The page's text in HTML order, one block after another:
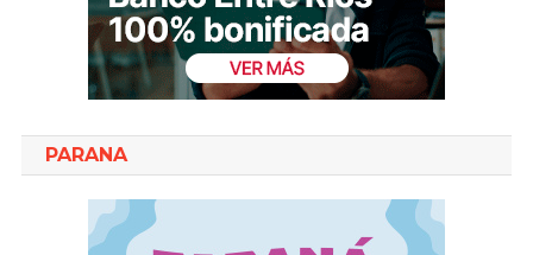
PARANA